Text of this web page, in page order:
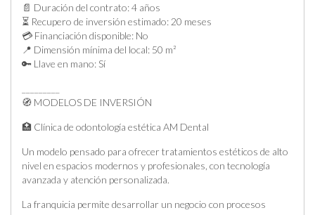
📄 Duración del contrato: 4 años
⏳ Recupero de inversión estimado: 20 meses
💳 Financiación disponible: No
📍 Dimensión mínima del local: 50 m²
🔑 Llave en mano: Sí
🧭 MODELOS DE INVERSIÓN
🏥 Clínica de odontología estética AM Dental
Un modelo pensado para ofrecer tratamientos estéticos de alto
nivel en espacios modernos y profesionales, con tecnología
avanzada y atención personalizada.
La franquicia permite desarrollar un negocio con procesos